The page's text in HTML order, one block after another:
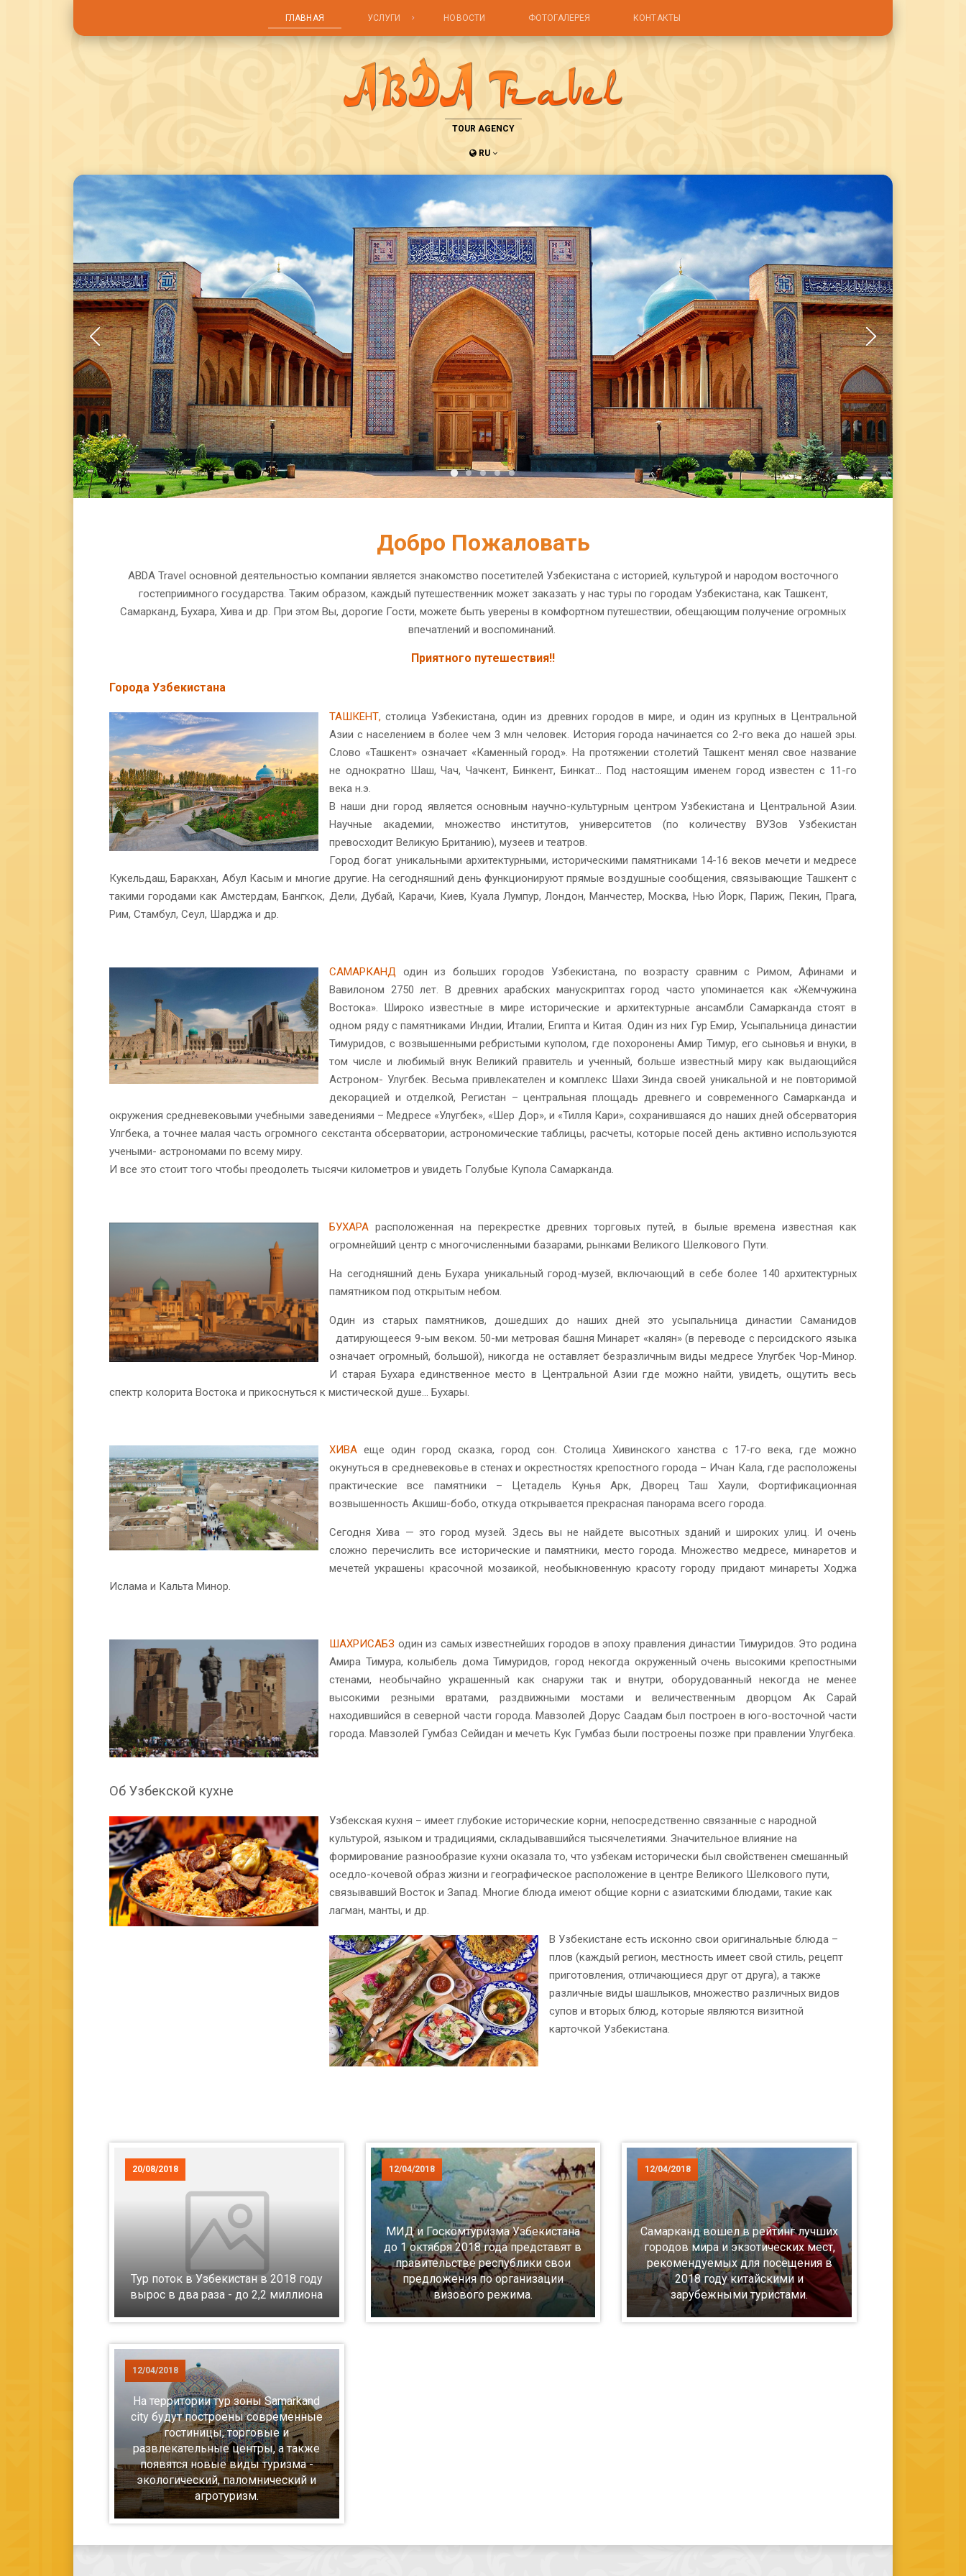
ГЛАВНАЯ УСЛУГИ НОВОСТИ ФОТОГАЛЕРЕЯ КОНТАКТЫ
TOUR AGENCY
RU
Добро Пожаловать
ABDA Travel основной деятельностью компании является знакомство посетителей Узбекистана с историей, культурой и народом восточного
гостеприимного государства. Таким образом, каждый путешественник может заказать у нас туры по городам Узбекистана, как Ташкент,
Самарканд, Бухара, Хива и др. При этом Вы, дорогие Гости, можете быть уверены в комфортном путешествии, обещающим получение огромных
впечатлений и воспоминаний.
Приятного путешествия!!
Города Узбекистана
ТАШКЕНТ,столица Узбекистана, один из древних городов в мире, и один из крупных в Центральной
Азии с населением в более чем 3 млн человек. История города начинается со 2-го века до нашей эры.
Слово «Ташкент» означает «Каменный город». На протяжении столетий Ташкент менял свое название
не однократно Шаш, Чач, Чачкент, Бинкент, Бинкат… Под настоящим именем город известен с 11-го
века н.э.
В наши дни город является основным научно-культурным центром Узбекистана и Центральной Азии.
Научные академии, множество институтов, университетов (по количеству ВУЗов Узбекистан
превосходит Великую Британию), музеев и театров.
Город богат уникальными архитектурными, историческими памятниками 14-16 веков мечети и медресе
Кукельдаш, Баракхан, Абул Касым и многие другие. На сегодняшний день функционируют прямые воздушные сообщения, связывающие Ташкент с
такими городами как Амстердам, Бангкок, Дели, Дубай, Карачи, Киев, Куала Лумпур, Лондон, Манчестер, Москва, Нью Йорк, Париж, Пекин, Прага,
Рим, Стамбул, Сеул, Шарджа и др.
САМАРКАНД один из больших городов Узбекистана, по возрасту сравним с Римом, Афинами и
Вавилоном 2750 лет. В древних арабских манускриптах город часто упоминается как «Жемчужина
Востока». Широко известные в мире исторические и архитектурные ансамбли Самарканда стоят в
одном ряду с памятниками Индии, Италии, Египта и Китая. Один из них Гур Емир, Усыпальница династии
Тимуридов, с возвышенными ребристыми куполом, где похоронены Амир Тимур, его сыновья и внуки, в
том числе и любимый внук Великий правитель и ученный, больше известный миру как выдающийся
Астроном- Улугбек. Весьма привлекателен и комплекс Шахи Зинда своей уникальной и не повторимой
декорацией и отделкой, Регистан – центральная площадь древнего и современного Самарканда и
окружения средневековыми учебными заведениями – Медресе «Улугбек», «Шер Дор», и «Тилля Кари», сохранившаяся до наших дней обсерватория
Улгбека, а точнее малая часть огромного секстанта обсерватории, астрономические таблицы, расчеты, которые посей день активно используются
учеными- астрономами по всему миру.
И все это стоит того чтобы преодолеть тысячи километров и увидеть Голубые Купола Самарканда.
БУХАРА расположенная на перекрестке древних торговых путей, в былые времена известная как
огромнейший центр с многочисленными базарами, рынками Великого Шелкового Пути.
На сегодняшний день Бухара уникальный город-музей, включающий в себе более 140 архитектурных
памятником под открытым небом.
Один из старых памятников, дошедших до наших дней это усыпальница династии Саманидов
датирующееся 9-ым веком. 50-ми метровая башня Минарет «калян» (в переводе с персидского языка
означает огромный, большой), никогда не оставляет безразличным виды медресе Улугбек Чор-Минор.
И старая Бухара единственное место в Центральной Азии где можно найти, увидеть, ощутить весь
спектр колорита Востока и прикоснуться к мистической душе… Бухары.
ХИВАеще один город сказка, город сон. Столица Хивинского ханства с 17-го века, где можно
окунуться в средневековье в стенах и окрестностях крепостного города – Ичан Кала, где расположены
практические все памятники – Цетадель Кунья Арк, Дворец Таш Хаули, Фортификационная
возвышенность Акшиш-бобо, откуда открывается прекрасная панорама всего города.
Сегодня Хива — это город музей. Здесь вы не найдете высотных зданий и широких улиц. И очень
сложно перечислить все исторические и памятники, место города. Множество медресе, минаретов и
мечетей украшены красочной мозаикой, необыкновенную красоту городу придают минареты Ходжа
Ислама и Кальта Минор.
ШАХРИСАБЗ один из самых известнейших городов в эпоху правления династии Тимуридов. Это родина
Амира Тимура, колыбель дома Тимуридов, город некогда окруженный очень высокими крепостными
стенами, необычайно украшенный как снаружи так и внутри, оборудованный некогда не менее
высокими резными вратами, раздвижными мостами и величественным дворцом Ак Сарай
находившийся в северной части города. Мавзолей Дорус Саадам был построен в юго-восточной части
города. Мавзолей Гумбаз Сейидан и мечеть Кук Гумбаз были построены позже при правлении Улугбека.
Об Узбекской кухне
Узбекская кухня – имеет глубокие исторические корни, непосредственно связанные с народной
культурой, языком и традициями, складывавшийся тысячелетиями. Значительное влияние на
формирование разнообразие кухни оказала то, что узбекам исторически был свойственен смешанный
оседло-кочевой образ жизни и географическое расположение в центре Великого Шелкового пути,
связывавший Восток и Запад. Многие блюда имеют общие корни с азиатскими блюдами, такие как
лагман, манты, и др.
В Узбекистане есть исконно свои оригинальные блюда –
плов (каждый регион, местность имеет свой стиль, рецепт
приготовления, отличающиеся друг от друга), а также
различные виды шашлыков, множество различных видов
супов и вторых блюд, которые являются визитной
карточкой Узбекистана.
20/08/2018
Тур поток в Узбекистан в 2018 году
вырос в два раза - до 2,2 миллиона
12/04/2018
МИД и Госкомтуризма Узбекистана
до 1 октября 2018 года представят в
правительстве республики свои
предложения по организации
визового режима.
12/04/2018
Самарканд вошел в рейтинг лучших
городов мира и экзотических мест,
рекомендуемых для посещения в
2018 году китайскими и
зарубежными туристами.
12/04/2018
На территории тур зоны Samarkand
city будут построены современные
гостиницы, торговые и
развлекательные центры, а также
появятся новые виды туризма -
экологический, паломнический и
агротуризм.